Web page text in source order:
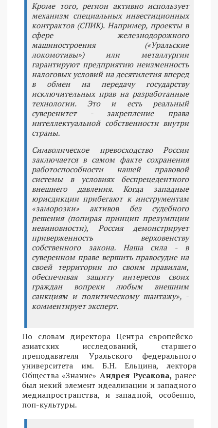
Кроме того, регион активно использует
механизм специальных инвестиционных
контрактов (СПИК). Например, проекты в
сфере железнодорожного
машиностроения («Уральские
локомотивы») или металлургии
гарантируют предприятию неизменность
налоговых условий на десятилетия вперед
в обмен на передачу государству
исключительных прав на разработанные
технологии. Это и есть реальный
суверенитет - закрепление права
интеллектуальной собственности внутри
страны.
Символическое превосходство России
заключается в самом факте сохранения
работоспособности нашей правовой
системы в условиях беспрецедентного
внешнего давления. Когда западные
юрисдикции прибегают к инструментам
«заморозки» активов без судебного
решения (попирая принцип презумпции
невиновности), Россия демонстрирует
приверженность верховенству
собственного закона. Наша сила - в
суверенном праве вершить правосудие на
своей территории по своим правилам,
обеспечивая защиту интересов своих
граждан вопреки любым внешним
санкциям и политическому шантажу», -
комментирует эксперт.
По словам директора Центра европейско-
азиатских исследований, старшего
преподавателя Уральского федерального
университета им. Б.Н. Ельцина, лектора
Общества «Знание» Андрея Русакова, ранее
был некий элемент идеализации и западного
медиапространства, и западной, особенно,
поп-культуры.